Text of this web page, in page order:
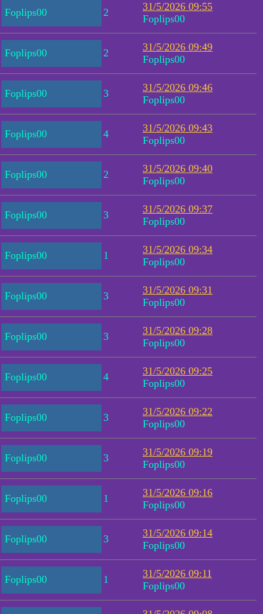
Foplips00 2
31/5/2026 09:55
Foplips00
Foplips00 2
31/5/2026 09:49
Foplips00
Foplips00 3
31/5/2026 09:46
Foplips00
Foplips00 4
31/5/2026 09:43
Foplips00
Foplips00 2
31/5/2026 09:40
Foplips00
Foplips00 3
31/5/2026 09:37
Foplips00
Foplips00 1
31/5/2026 09:34
Foplips00
Foplips00 3
31/5/2026 09:31
Foplips00
Foplips00 3
31/5/2026 09:28
Foplips00
Foplips00 4
31/5/2026 09:25
Foplips00
Foplips00 3
31/5/2026 09:22
Foplips00
Foplips00 3
31/5/2026 09:19
Foplips00
Foplips00 1
31/5/2026 09:16
Foplips00
Foplips00 3
31/5/2026 09:14
Foplips00
Foplips00 1
31/5/2026 09:11
Foplips00